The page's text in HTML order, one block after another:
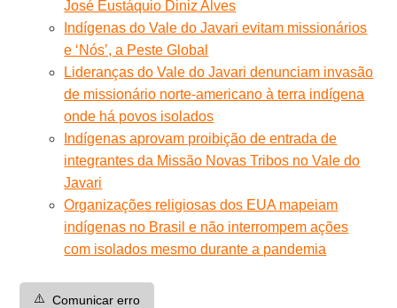
José Eustáquio Diniz Alves
Indígenas do Vale do Javari evitam missionários
e ‘Nós’, a Peste Global
Lideranças do Vale do Javari denunciam invasão
de missionário norte-americano à terra indígena
onde há povos isolados
Indígenas aprovam proibição de entrada de
integrantes da Missão Novas Tribos no Vale do
Javari
Organizações religiosas dos EUA mapeiam
indígenas no Brasil e não interrompem ações
com isolados mesmo durante a pandemia
⚠️ Comunicar erro